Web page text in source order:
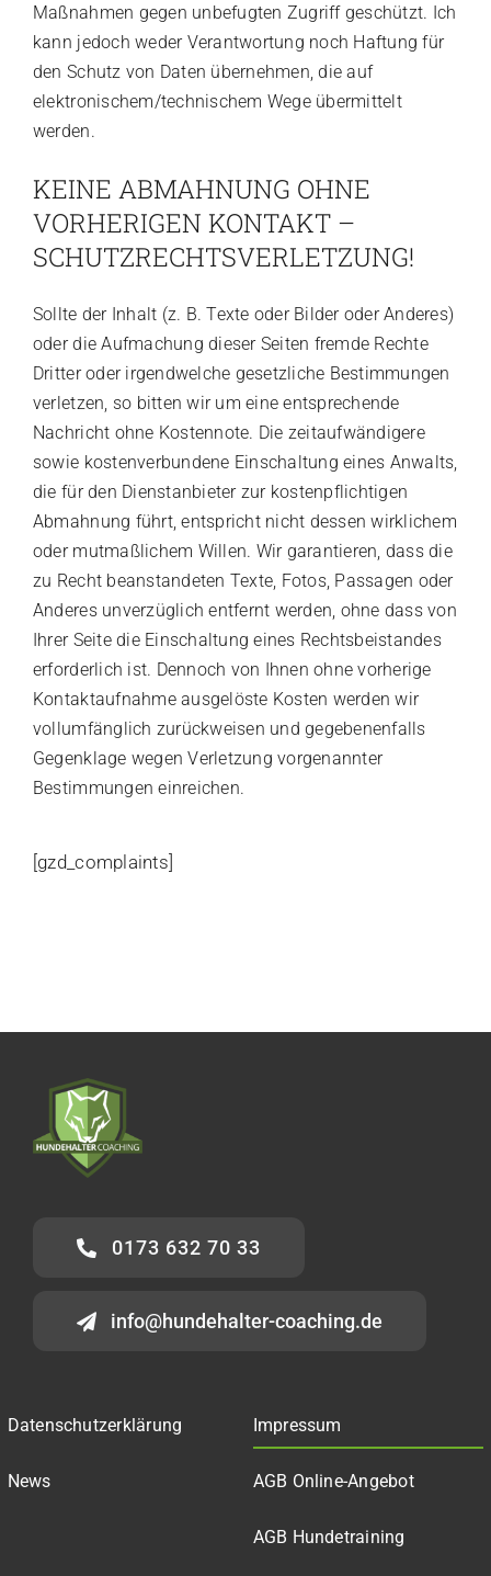
Maßnahmen gegen unbefugten Zugriff geschützt. Ich
kann jedoch weder Verantwortung noch Haftung für
den Schutz von Daten übernehmen, die auf
elektronischem/technischem Wege übermittelt
werden.
KEINE ABMAHNUNG OHNE
VORHERIGEN KONTAKT –
SCHUTZRECHTSVERLETZUNG!
Sollte der Inhalt (z. B. Texte oder Bilder oder Anderes)
oder die Aufmachung dieser Seiten fremde Rechte
Dritter oder irgendwelche gesetzliche Bestimmungen
verletzen, so bitten wir um eine entsprechende
Nachricht ohne Kostennote. Die zeitaufwändigere
sowie kostenverbundene Einschaltung eines Anwalts,
die für den Dienstanbieter zur kostenpflichtigen
Abmahnung führt, entspricht nicht dessen wirklichem
oder mutmaßlichem Willen. Wir garantieren, dass die
zu Recht beanstandeten Texte, Fotos, Passagen oder
Anderes unverzüglich entfernt werden, ohne dass von
Ihrer Seite die Einschaltung eines Rechtsbeistandes
erforderlich ist. Dennoch von Ihnen ohne vorherige
Kontaktaufnahme ausgelöste Kosten werden wir
vollumfänglich zurückweisen und gegebenenfalls
Gegenklage wegen Verletzung vorgenannter
Bestimmungen einreichen.
[gzd_complaints]
0173 632 70 33
info@hundehalter-coaching.de
Datenschutzerklärung
News
Impressum
AGB Online-Angebot
AGB Hundetraining